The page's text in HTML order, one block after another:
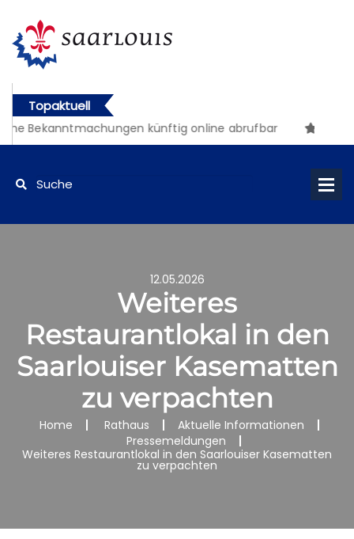
Topaktuell
Bekanntmachungen künftig online abrufbar
12.05.2026
Weiteres
Restaurantlokal in den
Saarlouiser Kasematten
zu verpachten
Home Rathaus
Aktuelle Informationen
Pressemeldungen
Weiteres Restaurantlokal in den Saarlouiser Kasematten
zu verpachten